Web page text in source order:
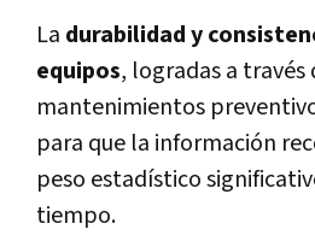
La durabilidad y
equipos, logradas a través
mantenimientos
para que la información
peso estadístico
tiempo.